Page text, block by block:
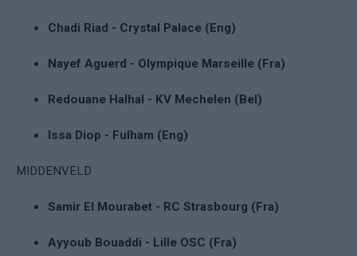
Chadi Riad - Crystal Palace (Eng)
Nayef Aguerd - Olympique Marseille (Fra)
Redouane Halhal - KV Mechelen (Bel)
Issa Diop - Fulham (Eng)
MIDDENVELD
Samir El Mourabet - RC Strasbourg (Fra)
Ayyoub Bouaddi - Lille OSC (Fra)